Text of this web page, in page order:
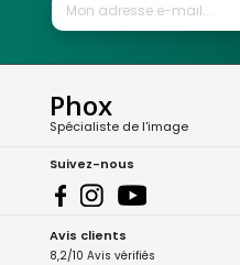
Phox
Spécialiste de l'image
Suivez-nous
Avis clients
8,2/10 Avis vérifiés